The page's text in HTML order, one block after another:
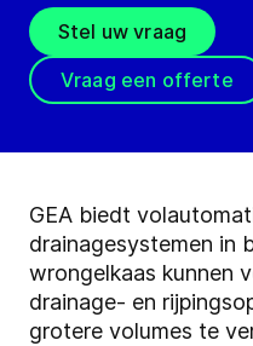
Stel uw vraag
Vraag een offerte
GEA biedt
drainagesystemen in
wrongelkaas kunnen
drainage- en
grotere volumes te